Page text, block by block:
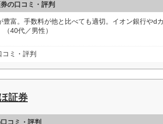
の口コミ・評判
豊富。手数料が他と比べても適切。イオン銀行やd
（40代／男性）
コミ・評判
証券
コミ・評判